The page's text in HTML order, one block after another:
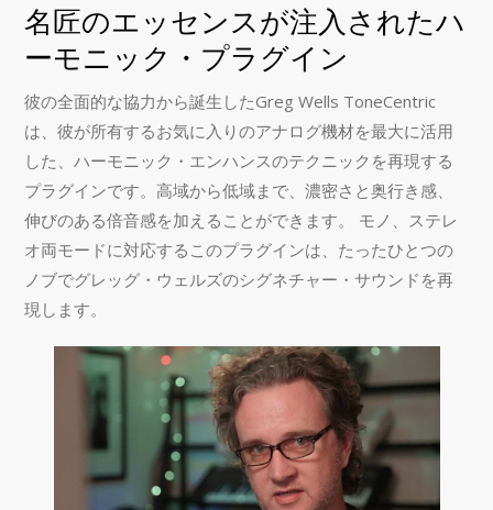
名匠のエッセンスが注入されたハ
ーモニック・プラグイン
彼の全面的な協力から誕生したGreg Wells ToneCentric
は、彼が所有するお気に入りのアナログ機材を最大に活用
した、ハーモニック・エンハンスのテクニックを再現する
プラグインです。高域から低域まで、濃密さと奥行き感、
伸びのある倍音感を加えることができます。 モノ、ステレ
オ両モードに対応するこのプラグインは、たったひとつの
ノブでグレッグ・ウェルズのシグネチャー・サウンドを再
現します。